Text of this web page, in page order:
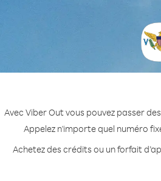
Avec Viber Out vous pouvez passer
Appelez n'importe quel numéro
Achetez des crédits ou un forfait